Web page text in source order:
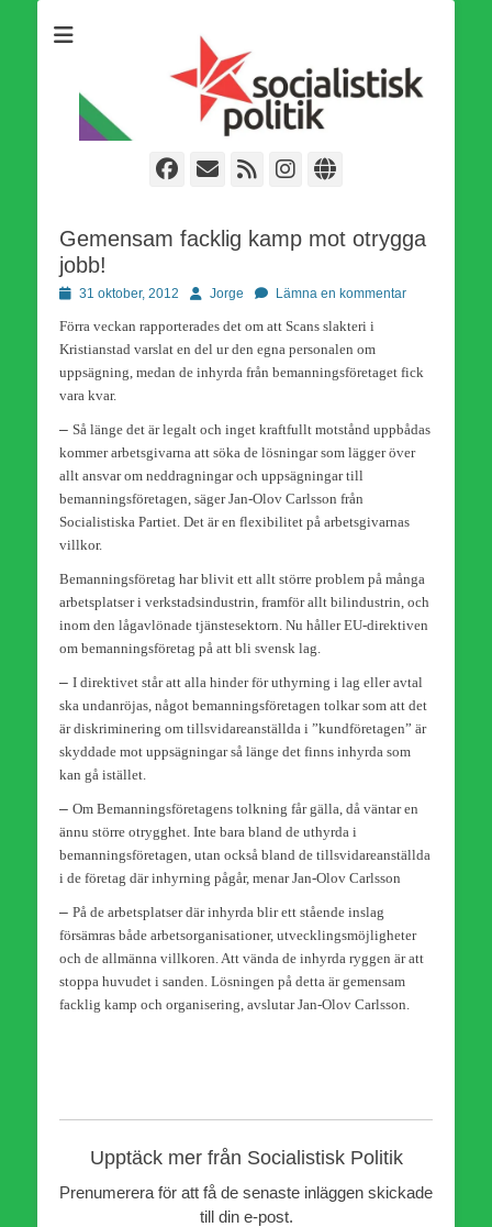
världsomfattande socialistiska Fjärde Internationalen och en viktig
tillgång i kampen för en socialistisk framtid!
Facebook
E-
Webbflöde
Instagram
Webbplats
Gemensam facklig kamp mot otrygga
jobb!
Publicerad
31 oktober, 2012 Författare
Jorge Lämna en kommentar
Förra veckan rapporterades det om att Scans slakteri i
Kristianstad varslat en del ur den egna personalen om
uppsägning, medan de inhyrda från bemanningsföretaget fick
vara kvar.
– Så länge det är legalt och inget kraftfullt motstånd uppbådas
kommer arbetsgivarna att söka de lösningar som lägger över
allt ansvar om neddragningar och uppsägningar till
bemanningsföretagen, säger Jan-Olov Carlsson från
Socialistiska Partiet. Det är en flexibilitet på arbetsgivarnas
villkor.
Bemanningsföretag har blivit ett allt större problem på många
arbetsplatser i verkstadsindustrin, framför allt bilindustrin, och
inom den lågavlönade tjänstesektorn. Nu håller EU-direktiven
om bemanningsföretag på att bli svensk lag.
– I direktivet står att alla hinder för uthyrning i lag eller avtal
ska undanröjas, något bemanningsföretagen tolkar som att det
är diskriminering om tillsvidareanställda i ”kundföretagen” är
skyddade mot uppsägningar så länge det finns inhyrda som
kan gå istället.
– Om Bemanningsföretagens tolkning får gälla, då väntar en
ännu större otrygghet. Inte bara bland de uthyrda i
bemanningsföretagen, utan också bland de tillsvidareanställda
i de företag där inhyrning pågår, menar Jan-Olov Carlsson
– På de arbetsplatser där inhyrda blir ett stående inslag
försämras både arbetsorganisationer, utvecklingsmöjligheter
och de allmänna villkoren. Att vända de inhyrda ryggen är att
stoppa huvudet i sanden. Lösningen på detta är gemensam
facklig kamp och organisering, avslutar Jan-Olov Carlsson.
Upptäck mer från Socialistisk Politik
Prenumerera för att få de senaste inläggen skickade
till din e-post.